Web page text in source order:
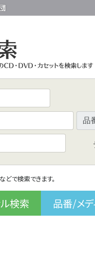
品
どで検索できます。
検索 品番/メ